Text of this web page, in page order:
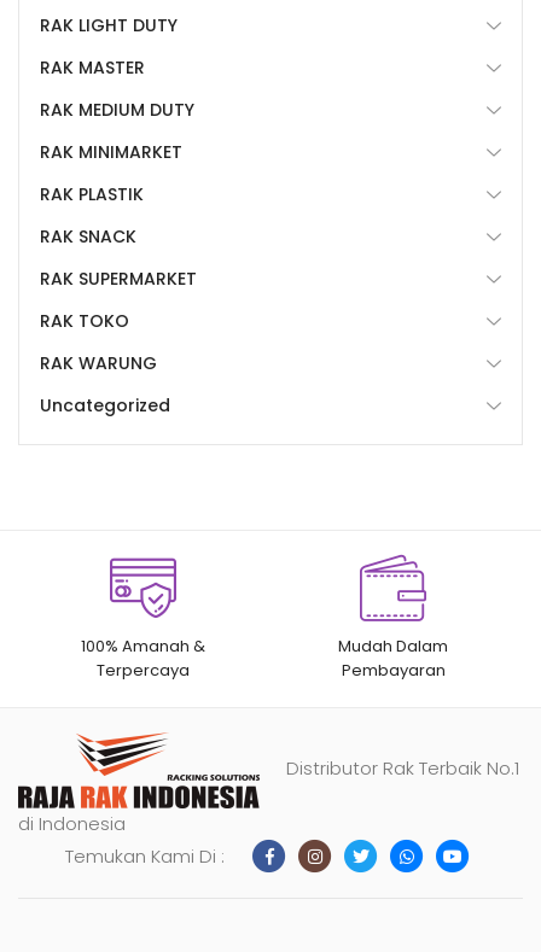
RAK LIGHT DUTY
RAK MASTER
RAK MEDIUM DUTY
RAK MINIMARKET
RAK PLASTIK
RAK SNACK
RAK SUPERMARKET
RAK TOKO
RAK WARUNG
Uncategorized
100% Amanah &
Terpercaya
Mudah Dalam
Pembayaran
Distributor Rak Terbaik No.1
di Indonesia
Temukan Kami Di :